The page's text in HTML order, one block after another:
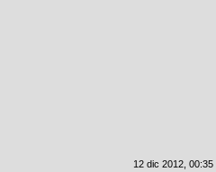
12 dic 2012, 00:35